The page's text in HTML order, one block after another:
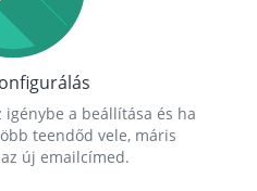
a beállítása és ha
teendőd vele, máris
új emailcímed.